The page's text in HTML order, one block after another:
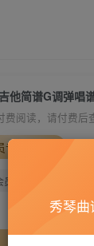
他简谱G调弹唱
费阅读，请付费后
属资源
秀琴曲